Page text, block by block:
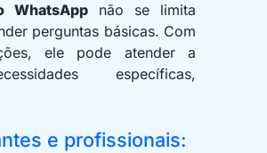
WhatsApp não se limita
perguntas básicas. Com
ele pode atender a
específicas,
e profissionais: